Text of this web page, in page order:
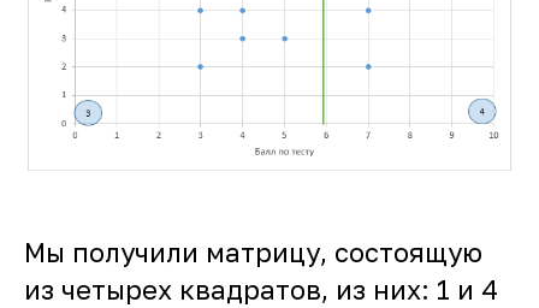
Мы получили матрицу, состоящую
из четырех квадратов, из них: 1 и 4